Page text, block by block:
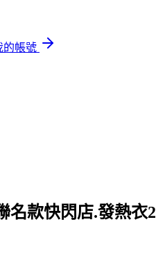
的帳號
款快閃店.發熱衣